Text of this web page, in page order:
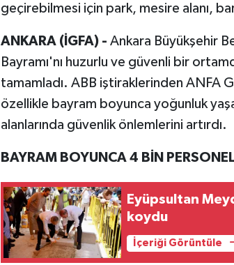
geçirebilmesi için park, mesire alanı,
ANKARA (İGFA) - Ankara Büyükşehir
Bayramı'nı huzurlu ve güvenli bir
tamamladı. ABB iştiraklerinden ANFA
özellikle bayram boyunca yoğunluk
alanlarında güvenlik önlemlerini artırdı.
BAYRAM BOYUNCA 4 BİN
Eyüpsultan
koydu
İçeriği Görüntüle